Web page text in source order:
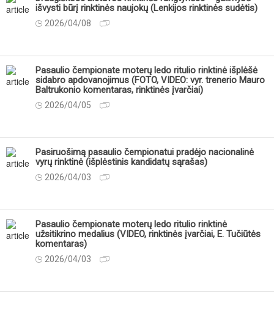
išvysti būrį rinktinės naujokų (Lenkijos rinktinės sudėtis)
2026/04/08
Pasaulio čempionate moterų ledo ritulio rinktinė išplėšė
sidabro apdovanojimus (FOTO, VIDEO: vyr. trenerio Mauro
Baltrukonio komentaras, rinktinės įvarčiai)
2026/04/05
Pasiruošimą pasaulio čempionatui pradėjo nacionalinė
vyrų rinktinė (išplėstinis kandidatų sąrašas)
2026/04/03
Pasaulio čempionate moterų ledo ritulio rinktinė
užsitikrino medalius (VIDEO, rinktinės įvarčiai, E. Tučiūtės
komentaras)
2026/04/03